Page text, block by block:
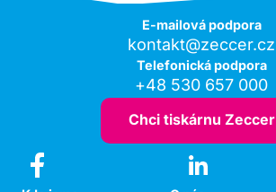
E-mailová podpora
kontakt@zeccer.cz
Telefonická podpora
+48 530 657 000
Chci tiskárnu Zeccer